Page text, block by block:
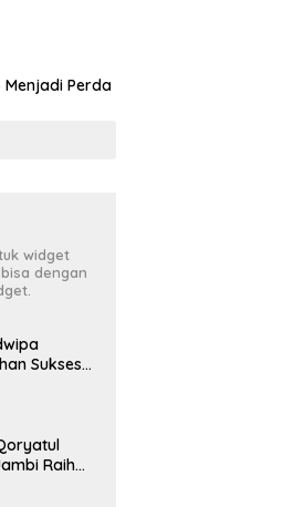
Menjadi Perda
widget
dengan
Sukses
Raih